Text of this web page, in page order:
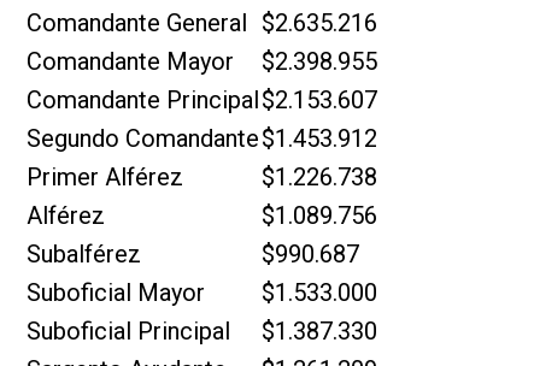
Comandante General $2.635.216
Comandante Mayor
$2.398.955
Comandante Principal$2.153.607
Segundo Comandante$1.453.912
Primer Alférez
$1.226.738
Alférez
$1.089.756
Subalférez
$990.687
Suboficial Mayor
$1.533.000
Suboficial Principal
$1.387.330